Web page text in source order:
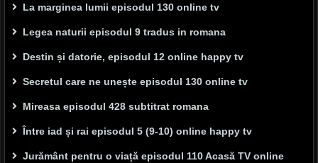
La marginea lumii episodul 130 online tv
Legea naturii episodul 9 tradus in romana
Destin și datorie, episodul 12 online happy tv
Secretul care ne unește episodul 130 online tv
Mireasa episodul 428 subtitrat romana
Între iad și rai episodul 5 (9-10) online happy tv
Jurământ pentru o viață episodul 110 Acasă TV online